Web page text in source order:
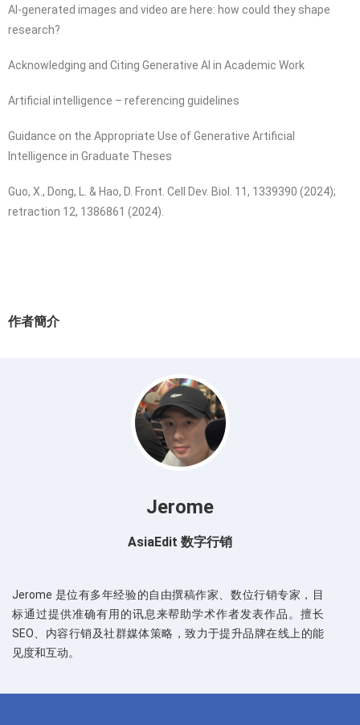
AI-generated images and video are here: how could they shape
research?
Acknowledging and Citing Generative AI in Academic Work
Artificial intelligence – referencing guidelines
Guidance on the Appropriate Use of Generative Artificial
Intelligence in Graduate Theses
Guo, X., Dong, L. & Hao, D. Front. Cell Dev. Biol. 11, 1339390 (2024);
retraction 12, 1386861 (2024).
作者簡介
Jerome
AsiaEdit 数字行销
Jerome 是位有多年经验的自由撰稿作家、数位行销专家，目
标通过提供准确有用的讯息来帮助学术作者发表作品。擅长
SEO、内容行销及社群媒体策略，致力于提升品牌在线上的能
见度和互动。